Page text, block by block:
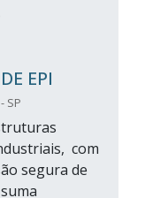
EPI
SP
com
segura de